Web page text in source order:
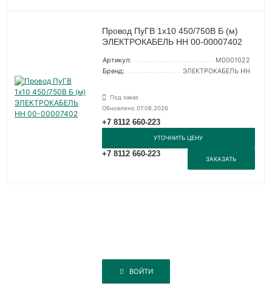
Провод ПуГВ 1х10 450/750В Б (м)
ЭЛЕКТРОКАБЕЛЬ НН 00-00007402
Артикул:
M0001022
Бренд:
ЭЛЕКТРОКАБЕЛЬ НН
Под заказ
Обновлено 07.08.2026
+7 8112 660-223
УТОЧНИТЬ ЦЕНУ
+7 8112 660-223
ЗАКАЗАТЬ
ВОЙТИ